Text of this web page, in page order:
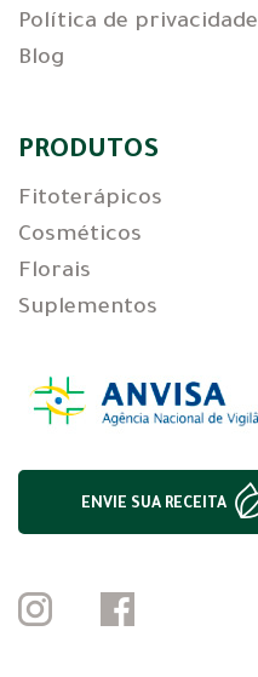
Política de privacidade
Blog
PRODUTOS
Fitoterápicos
Cosméticos
Florais
Suplementos
ENVIE SUA RECEITA